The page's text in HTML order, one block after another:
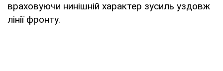
враховуючи нинішній характер зусиль уздовж
лінії фронту.